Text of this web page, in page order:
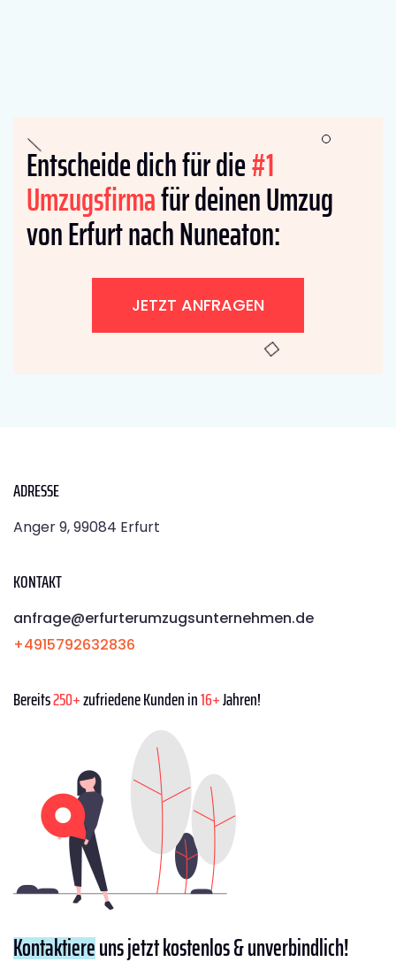
Entscheide dich für die#1
Umzugsfirmafür deinen Umzug
von Erfurt nach Nuneaton:
JETZT ANFRAGEN
ADRESSE
Anger 9, 99084 Erfurt
KONTAKT
anfrage@erfurterumzugsunternehmen.de
+4915792632836
Bereits250+zufriedene Kunden in16+Jahren!
Kontaktiereuns jetzt kostenlos & unverbindlich!